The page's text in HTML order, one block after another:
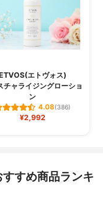
エトヴォス)
チャライジングローショ
ン
4.08(386)
¥2,992
すめ商品ランキ